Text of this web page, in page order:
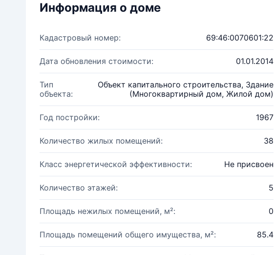
Информация о доме
Кадастровый номер: 69:46:0070601:22
Дата обновления стоимости: 01.01.2014
Тип
объекта:
Объект капитального строительства, Здание
(Многоквартирный дом, Жилой дом)
Год постройки: 1967
Количество жилых помещений: 38
Класс энергетической эффективности: Не присвоен
Количество этажей: 5
Площадь нежилых помещений, м²: 0
Площадь помещений общего имущества, м²: 85.4